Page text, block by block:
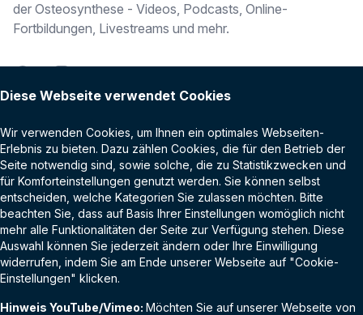
der Osteosynthese - Videos, Podcasts, Online-
Fortbildungen, Livestreams und mehr.
BEITRÄGE
Podcasts
Livestreams
Videos on Demand
LINKS
OTC DIGITAL
Login
RECHTLICHES
Impressum
Diese Webseite verwendet Cookies
Wir verwenden Cookies, um Ihnen ein optimales Webseiten-
Erlebnis zu bieten. Dazu zählen Cookies, die für den Betrieb der
Seite notwendig sind, sowie solche, die zu Statistikzwecken und
für Komforteinstellungen genutzt werden. Sie können selbst
entscheiden, welche Kategorien Sie zulassen möchten. Bitte
beachten Sie, dass auf Basis Ihrer Einstellungen womöglich nicht
mehr alle Funktionalitäten der Seite zur Verfügung stehen. Diese
Auswahl können Sie jederzeit ändern oder Ihre Einwilligung
widerrufen, indem Sie am Ende unserer Webseite auf "Cookie-
Einstellungen" klicken.
Hinweis YouTube/Vimeo: Möchten Sie auf unserer Webseite von